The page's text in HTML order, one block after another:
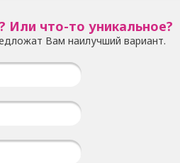
Или что-то уникальное?
Вам наилучший вариант.